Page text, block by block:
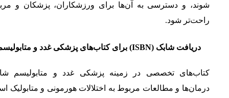
شوند، و دسترسی به آن‌ها برای ورزشکاران، پزشکان و
راحت‌تر شود.
دریافت شابک (ISBN) برای کتاب‌های پزشکی غدد و متابولیسم
کتاب‌های تخصصی در زمینه پزشکی غدد و متابولیسم
درمان‌ها و مطالعات مربوط به اختلالات هورمونی و متابولیک